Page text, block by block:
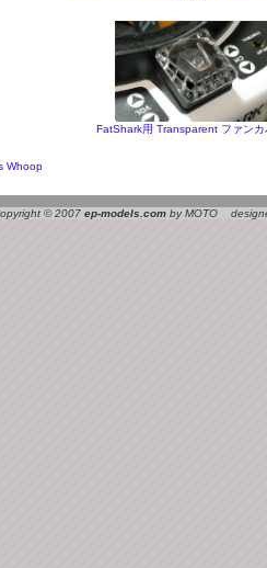
Whoop
FatShark用 Transparent ファンカ
© 2007 ep-models.com by MOTO